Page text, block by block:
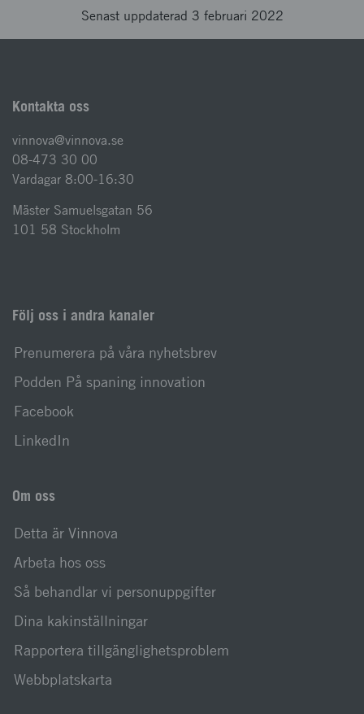
Senast uppdaterad 3 februari 2022
Kontakta oss
vinnova@vinnova.se
08-473 30 00
Vardagar 8:00-16:30
Mäster Samuelsgatan 56
101 58 Stockholm
Följ oss i andra kanaler
Prenumerera på våra nyhetsbrev
Podden På spaning innovation
Facebook
LinkedIn
Om oss
Detta är Vinnova
Arbeta hos oss
Så behandlar vi personuppgifter
Dina kakinställningar
Rapportera tillgänglighetsproblem
Webbplatskarta